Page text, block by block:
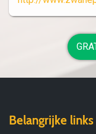
Belangrijke links